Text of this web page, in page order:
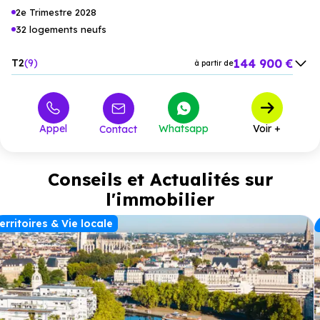
2e Trimestre 2028
32 logements neufs
T2 9 à partir de144 900 €
à partir de 265 900 €
Appel Contact Whatsapp Voir +
Conseils et Actualités sur
l'immobilier
& Vie locale